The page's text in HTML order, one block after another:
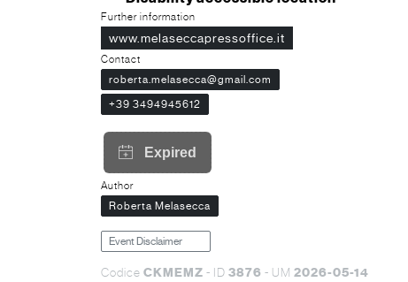
Further information
www.melaseccapressoffice.it
Contact
roberta.melasecca@gmail.com
+39 3494945612
Author
Roberta Melasecca
Event Disclaimer
Codice CKMEMZ - ID 3876 - UM 2026-05-14